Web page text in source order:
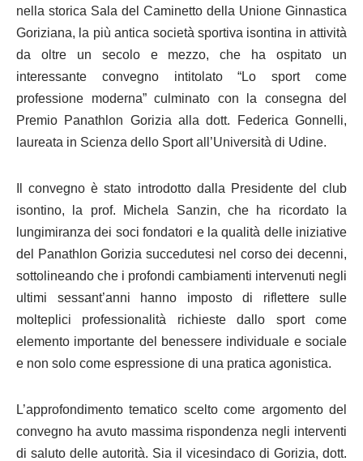
nella storica Sala del Caminetto della Unione Ginnastica
Goriziana, la più antica società sportiva isontina in attività
da oltre un secolo e mezzo, che ha ospitato un
interessante convegno intitolato “Lo sport come
professione moderna” culminato con la consegna del
Premio Panathlon Gorizia alla dott. Federica Gonnelli,
laureata in Scienza dello Sport all’Università di Udine.
Il convegno è stato introdotto dalla Presidente del club
isontino, la prof. Michela Sanzin, che ha ricordato la
lungimiranza dei soci fondatori e la qualità delle iniziative
del Panathlon Gorizia succedutesi nel corso dei decenni,
sottolineando che i profondi cambiamenti intervenuti negli
ultimi sessant’anni hanno imposto di riflettere sulle
molteplici professionalità richieste dallo sport come
elemento importante del benessere individuale e sociale
e non solo come espressione di una pratica agonistica.
L’approfondimento tematico scelto come argomento del
convegno ha avuto massima rispondenza negli interventi
di saluto delle autorità. Sia il vicesindaco di Gorizia, dott.